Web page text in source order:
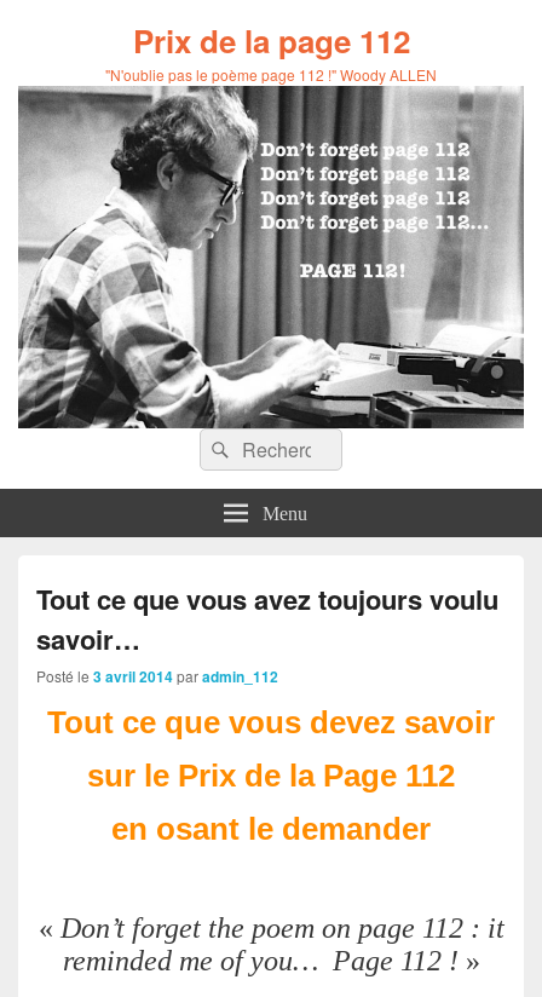
Prix de la page 112
"N'oublie pas le poème page 112 !" Woody ALLEN
Recherche :
Rechercher
Menu
Tout ce que vous avez toujours voulu
savoir…
Posté le 3 avril 2014paradmin_112
Tout ce que vous devez savoir
sur le Prix de la Page 112
en osant le demander
« Don’t forget the poem on page 112 : it
reminded me of you… Page 112 ! »